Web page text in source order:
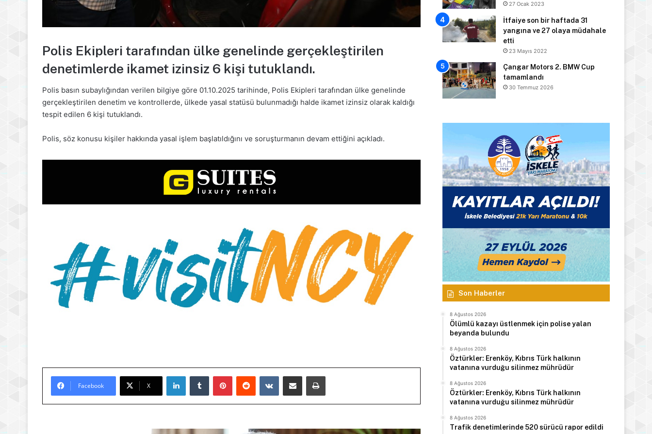
Polis Ekipleri tarafından ülke genelinde gerçekleştirilen
denetimlerde ikamet izinsiz 6 kişi tutuklandı.
Polis basın subaylığından verilen bilgiye göre 01.10.2025 tarihinde, Polis Ekipleri tarafından ülke genelinde
gerçekleştirilen denetim ve kontrollerde, ülkede yasal statüsü bulunmadığı halde ikamet izinsiz olarak kaldığı
tespit edilen 6 kişi tutuklandı.
Polis, söz konusu kişiler hakkında yasal işlem başlatıldığını ve soruşturmanın devam ettiğini açıkladı.
Facebook X
LinkedInTumblr PinterestReddit VKontakteE-Posta ile paylaş Yazdır
27 Ocak 2023
İtfaiye son bir haftada 31
yangına ve 27 olaya müdahale
etti
23 Mayıs 2022
Çangar Motors 2. BMW Cup
tamamlandı
30 Temmuz 2026
Son Haberler
8 Ağustos 2026
Ölümlü kazayı üstlenmek için polise yalan
beyanda bulundu
8 Ağustos 2026
Öztürkler: Erenköy, Kıbrıs Türk halkının
vatanına vurduğu silinmez mührüdür
8 Ağustos 2026
Öztürkler: Erenköy, Kıbrıs Türk halkının
vatanına vurduğu silinmez mührüdür
8 Ağustos 2026
Trafik denetimlerinde 520 sürücü rapor edildi